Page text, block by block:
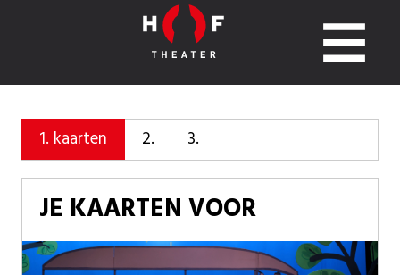
1. kaarten 2. 3.
JE KAARTEN VOOR